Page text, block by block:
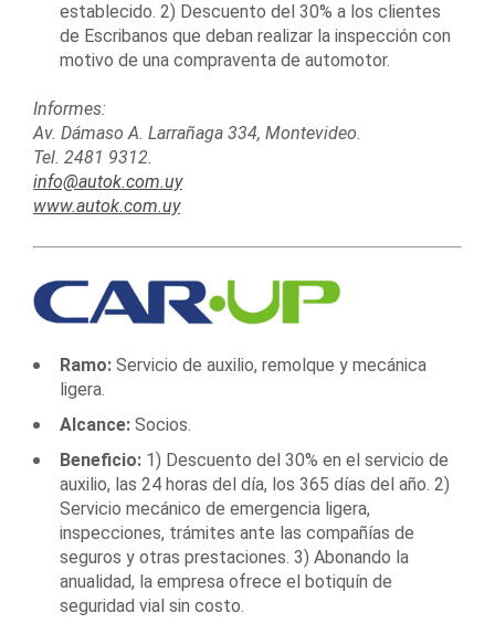
establecido. 2) Descuento del 30% a los clientes
de Escribanos que deban realizar la inspección con
motivo de una compraventa de automotor.
Informes:
Av. Dámaso A. Larrañaga 334, Montevideo.
Tel. 2481 9312.
info@autok.com.uy
www.autok.com.uy
Ramo: Servicio de auxilio, remolque y mecánica
ligera.
Alcance: Socios.
Beneficio: 1) Descuento del 30% en el servicio de
auxilio, las 24 horas del día, los 365 días del año. 2)
Servicio mecánico de emergencia ligera,
inspecciones, trámites ante las compañías de
seguros y otras prestaciones. 3) Abonando la
anualidad, la empresa ofrece el botiquín de
seguridad vial sin costo.